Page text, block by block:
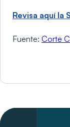
Revisa aquí la
Fuente: Corte